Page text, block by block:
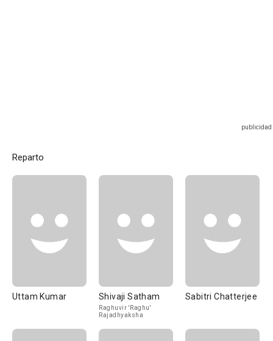
Reparto
Uttam Kumar Shivaji Satham
Raghuvir 'Raghu'
Rajadhyaksha
Sabitri Chatterjee